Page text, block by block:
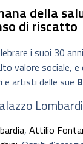
della
di riscatto
i suoi 30
valore sociale,
e artisti delle sue
, Attilio